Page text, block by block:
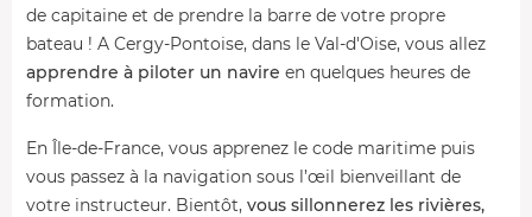
de capitaine et de prendre la barre de votre propre
bateau ! A Cergy-Pontoise, dans le Val-d'Oise, vous allez
apprendre à piloter un navire en quelques heures de
formation.
En Île-de-France, vous apprenez le code maritime puis
vous passez à la navigation sous l’œil bienveillant de
votre instructeur. Bientôt, vous sillonnerez les rivières,